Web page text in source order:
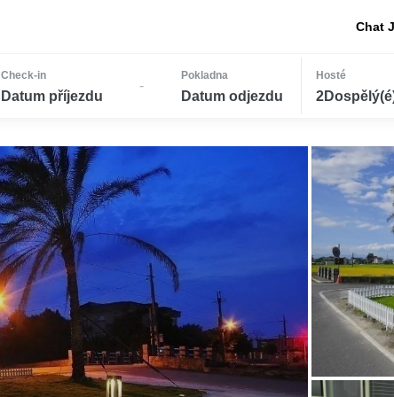
Chat
Check-in
Datum příjezdu
-
Pokladna
Datum odjezdu
Hosté